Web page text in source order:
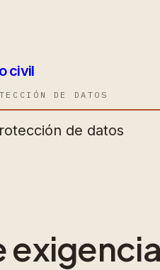
civil
DE DATOS
de datos